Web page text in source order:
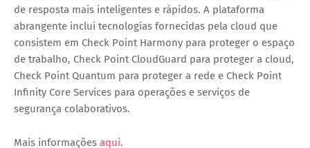
de resposta mais inteligentes e rápidos. A plataforma
abrangente inclui tecnologias fornecidas pela cloud que
consistem em Check Point Harmony para proteger o espaço
de trabalho, Check Point CloudGuard para proteger a cloud,
Check Point Quantum para proteger a rede e Check Point
Infinity Core Services para operações e serviços de
segurança colaborativos.
Mais informações aqui.